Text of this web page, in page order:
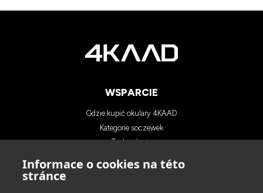
Informace o cookies na této
stránce
WSPARCIE
Gdzie kupić okulary 4KAAD
Kategorie soczewek
Technologia
Kontakt